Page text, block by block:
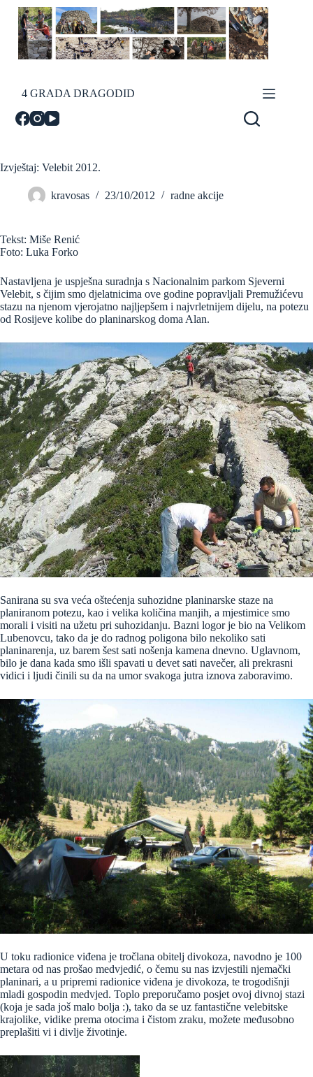
Skip
content
4 GRADA DRAGODID
Izvještaj: Velebit 2012.
kravosas 23/10/2012 radne akcije
Tekst: Miše Renić
Foto: Luka Forko
Nastavljena je uspješna suradnja s Nacionalnim parkom Sjeverni
Velebit, s čijim smo djelatnicima ove godine popravljali Premužićevu
stazu na njenom vjerojatno najljepšem i najvrletnijem dijelu, na potezu
od Rosijeve kolibe do planinarskog doma Alan.
Sanirana su sva veća oštećenja suhozidne planinarske staze na
planiranom potezu, kao i velika količina manjih, a mjestimice smo
morali i visiti na užetu pri suhozidanju. Bazni logor je bio na Velikom
Lubenovcu, tako da je do radnog poligona bilo nekoliko sati
planinarenja, uz barem šest sati nošenja kamena dnevno. Uglavnom,
bilo je dana kada smo išli spavati u devet sati navečer, ali prekrasni
vidici i ljudi činili su da na umor svakoga jutra iznova zaboravimo.
U toku radionice viđena je tročlana obitelj divokoza, navodno je 100
metara od nas prošao medvjedić, o čemu su nas izvjestili njemački
planinari, a u pripremi radionice viđena je divokoza, te trogodišnji
mladi gospodin medvjed. Toplo preporučamo posjet ovoj divnoj stazi
(koja je sada još malo bolja :), tako da se uz fantastične velebitske
krajolike, vidike prema otocima i čistom zraku, možete međusobno
preplašiti vi i divlje životinje.